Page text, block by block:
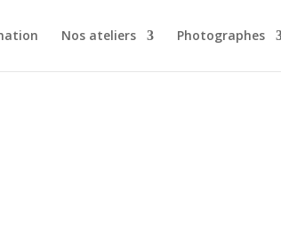
Nos ateliers Photographes